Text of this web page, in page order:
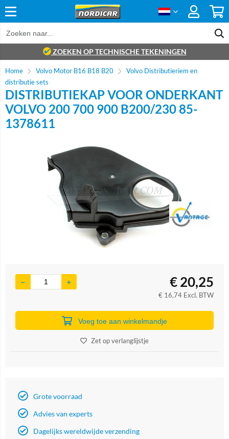
ZOEKEN OP TECHNISCHE TEKENINGEN
Home Volvo Motor B16 B18 B20
Volvo Distributieriem en
distributie sets
DISTRIBUTIEKAP VOOR ONDERKANT
VOLVO 200 700 900 B200/230 85-
1378611
Brand
€20,25
€ 16,74 Excl. BTW
Voeg toe aan winkelmandje
Zet op verlanglijstje
Grote voorraad
Advies van experts
Dagelijks wereldwijde verzending